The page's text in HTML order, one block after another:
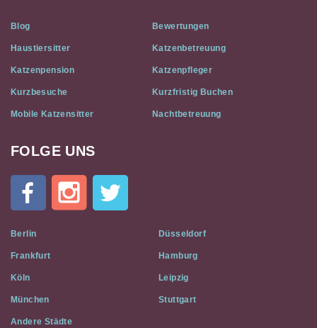
Blog Bewertungen
Haustiersitter Katzenbetreuung
Katzenpension Katzenpfleger
Kurzbesuche Kurzfristig Buchen
Mobile Katzensitter Nachtbetreuung
Cat
Flat
Social
Media
FOLGE UNS
Berlin Düsseldorf
Frankfurt Hamburg
Köln Leipzig
München Stuttgart
Andere Städte